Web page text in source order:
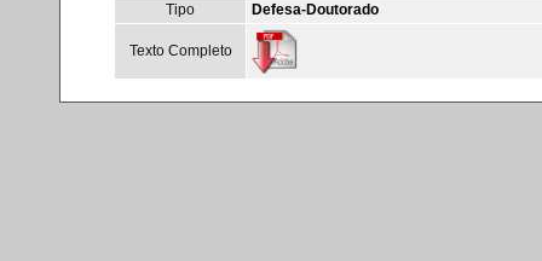
Tipo
Defesa-Doutorado
Texto Completo